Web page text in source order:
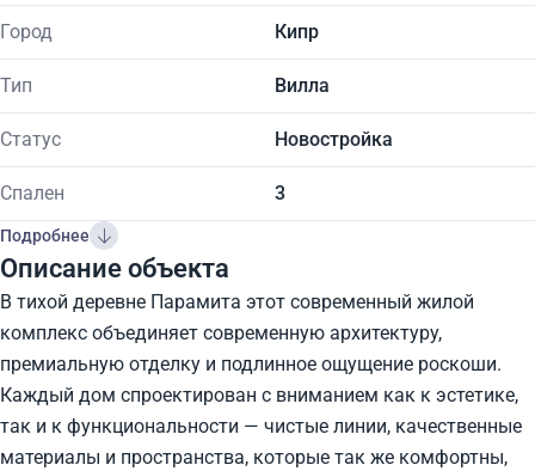
Город Кипр
Тип Вилла
Статус Новостройка
Спален 3
Подробнее
Описание объекта
В тихой деревне Парамита этот современный жилой
комплекс объединяет современную архитектуру,
премиальную отделку и подлинное ощущение роскоши.
Каждый дом спроектирован с вниманием как к эстетике,
так и к функциональности — чистые линии, качественные
материалы и пространства, которые так же комфортны,